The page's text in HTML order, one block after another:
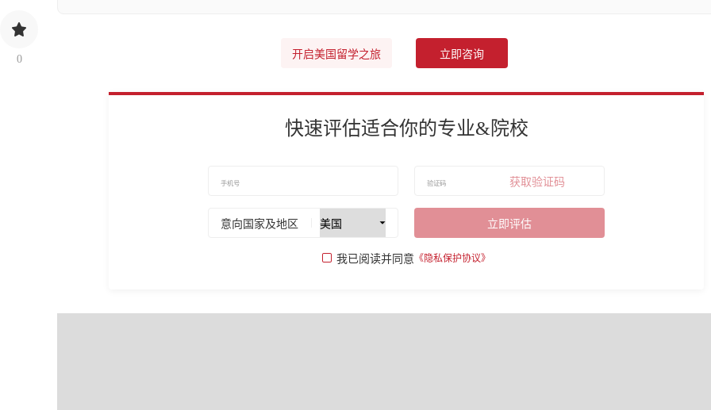
0 开启美国留学之旅 立即咨询
快速评估适合你的专业&院校
获取验证码
意向国家及地区 立即评估
我已阅读并同意 《隐私保护协议》